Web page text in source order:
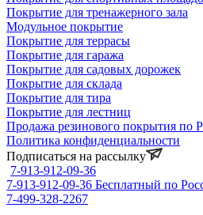
Покрытие для тренажерного зала
Модульное покрытие
Покрытие для террасы
Покрытие для гаража
Покрытие для садовых дорожек
Покрытие для склада
Покрытие для тира
Покрытие для лестниц
Продажа резинового покрытия по
Политика конфиденциальности
Подписаться на рассылку
7-913-912-09-36
7-913-912-09-36 Бесплатный по
7-499-328-2267